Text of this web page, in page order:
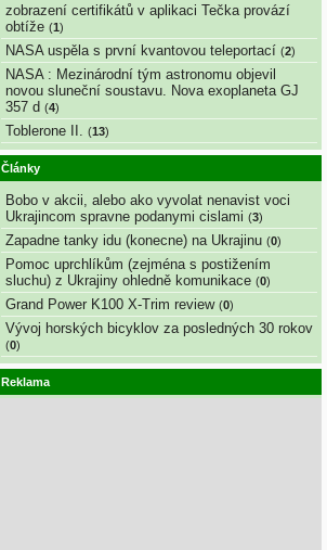
zobrazení certifikátů v aplikaci Tečka provází
obtíže (1)
NASA uspěla s první kvantovou teleportací (2)
NASA : Mezinárodní tým astronomu objevil
novou sluneční soustavu. Nova exoplaneta GJ
357 d (4)
Toblerone II. (13)
Články
Bobo v akcii, alebo ako vyvolat nenavist voci
Ukrajincom spravne podanymi cislami (3)
Zapadne tanky idu (konecne) na Ukrajinu (0)
Pomoc uprchlíkům (zejména s postižením
sluchu) z Ukrajiny ohledně komunikace (0)
Grand Power K100 X-Trim review (0)
Vývoj horských bicyklov za posledných 30 rokov
(0)
Reklama